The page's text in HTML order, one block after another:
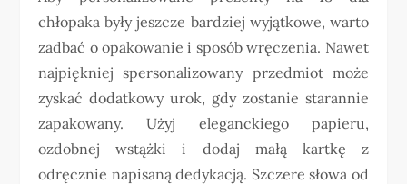
chłopaka były jeszcze bardziej wyjątkowe, warto
zadbać o opakowanie i sposób wręczenia. Nawet
najpiękniej spersonalizowany przedmiot może
zyskać dodatkowy urok, gdy zostanie starannie
zapakowany. Użyj eleganckiego papieru,
ozdobnej wstążki i dodaj małą kartkę z
odręcznie napisaną dedykacją. Szczere słowa od